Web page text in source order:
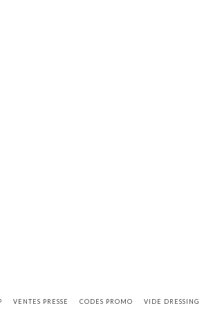
VENTES PRESSE CODES PROMO VIDE DRESSING